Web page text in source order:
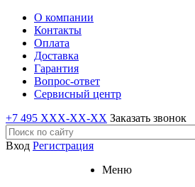
О компании
Контакты
Оплата
Доставка
Гарантия
Вопрос-ответ
Сервисный центр
+7 495 XXX-XX-XX Заказать звонок
Вход Регистрация
Меню